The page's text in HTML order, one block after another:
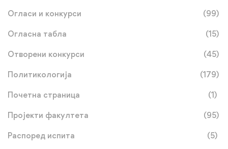
Огласи и конкурси (99)
Огласна табла (15)
Отворени конкурси (45)
Политикологија (179)
Почетна страница (1)
Пројекти факултета (95)
Распоред испита (5)